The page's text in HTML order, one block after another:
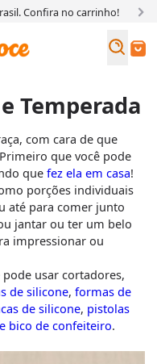
Confira no carrinho!
Buscar
Temperada
com cara de que
que você pode
que fez ela em casa!
porções individuais
até para comer junto
jantar ou ter um belo
impressionar ou
usar cortadores,
de silicone, formas de
de silicone, pistolas
bico de confeiteiro.